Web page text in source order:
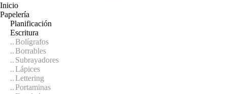
Inicio
Papelería
Planificación
Escritura
Bolígrafos
Borrables
Subrayadores
Lápices
Lettering
Portaminas